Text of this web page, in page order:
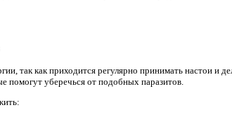
так как приходится регулярно принимать настои и
помогут уберечься от подобных паразитов.